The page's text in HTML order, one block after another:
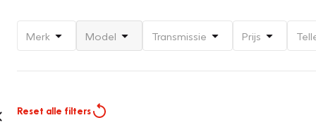
Merk Model Transmissie Prijs
Reset alle filters